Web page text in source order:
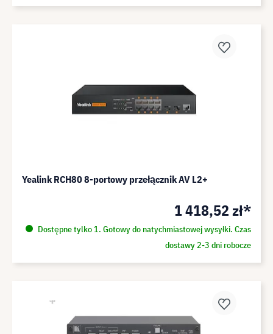
Yealink RCH80 8-portowy przełącznik AV L2+
1 418,52 zł*
Dostępne tylko 1. Gotowy do natychmiastowej wysyłki. Czas
dostawy 2-3 dni robocze